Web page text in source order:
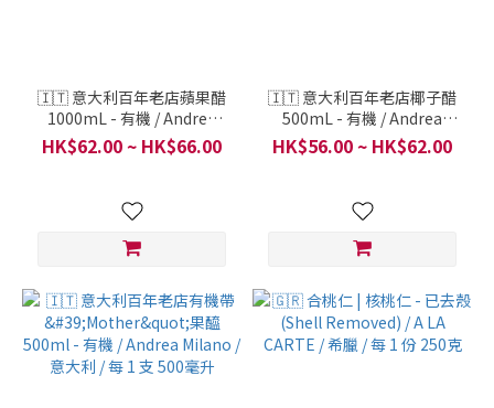
🇮🇹 意大利百年老店蘋果醋
1000mL - 有機 / Andrea
Milano 1898 / 意大利 / 每 1
支 1000毫升
HK$62.00 ~ HK$66.00
🇮🇹 意大利百年老店椰子醋
500mL - 有機 / Andrea
Milano / 意大利 / 每 1 支 500
毫升
HK$56.00 ~ HK$62.00